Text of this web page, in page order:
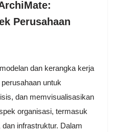
Perusahaan
dan kerangka kerja
untuk
dan memvisualisasikan
organisasi, termasuk
infrastruktur. Dalam